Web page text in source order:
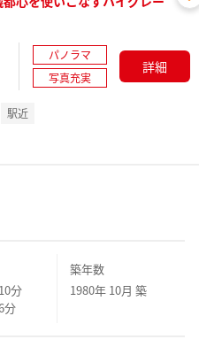
り登
パノラマ
写真充実
詳細
駅近
分
分
築年数
1980年 10月 築